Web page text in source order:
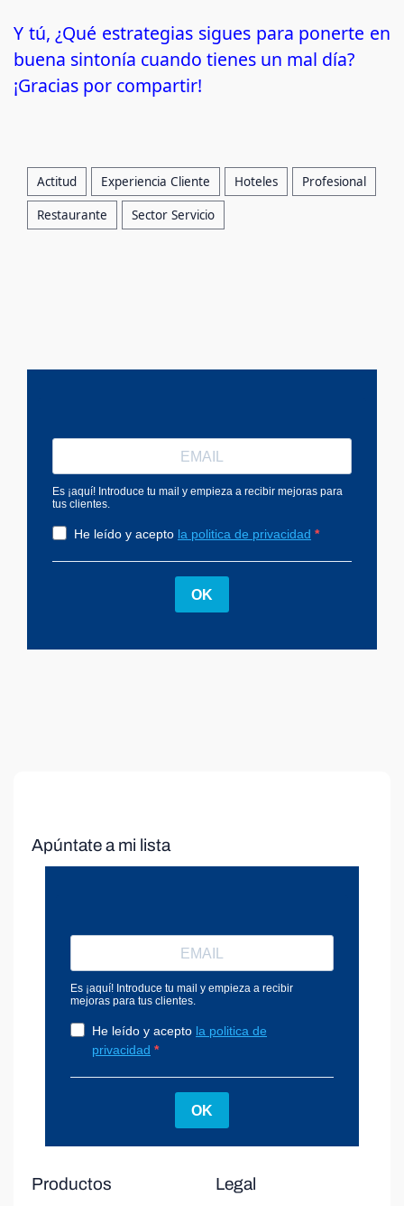
Y tú, ¿Qué estrategias sigues para ponerte en
buena sintonía cuando tienes un mal día?
¡Gracias por compartir!
Actitud Experiencia Cliente Hoteles Profesional
Restaurante Sector Servicio
Apúntate a mi lista
Productos Legal